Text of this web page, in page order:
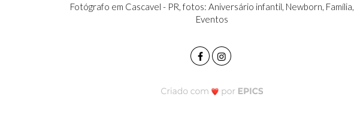
Fotógrafo em Cascavel - PR, fotos: Aniversário infantil, Newborn, Família,
Eventos